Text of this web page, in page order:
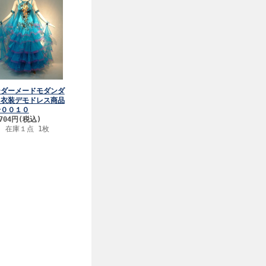
ーメードモダンダ
装デモドレス商品
０１０
円 (税込)
在庫１点 1枚